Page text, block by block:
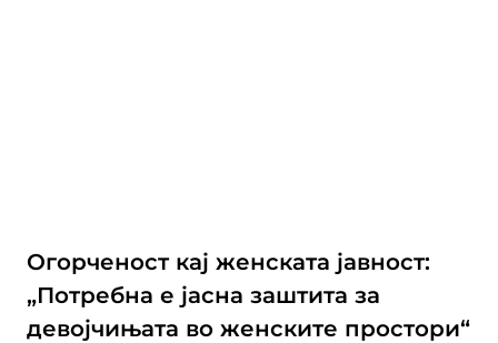
Огорченост кај женската јавност:
„Потребна е јасна заштита за
девојчињата во женските простори“